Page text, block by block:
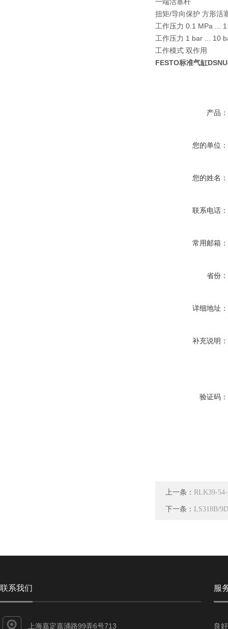
扭矩/导向保护 方形活
工作压力 0.1 MPa ...
工作压力 1 bar ... 10
工作模式 双作用
FESTO标准气缸
产品：
您的单位：
您的姓名：
联系电话：
常用邮箱：
省份：
详细地址：
补充说明：
验证码：
上一条： RLK39-
下一条： LS318B/
联系我们
上海嘉定嘉涌路99弄6号713
服
良